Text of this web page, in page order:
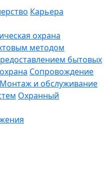
Карьера
охрана
методом
бытовых
Сопровождение
Монтаж и обслуживание
Охранный